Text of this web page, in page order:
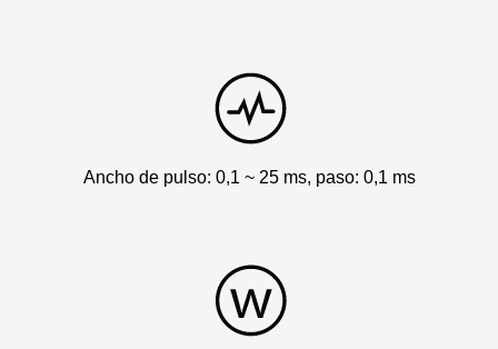
Ancho de pulso: 0,1 ~ 25 ms, paso: 0,1 ms